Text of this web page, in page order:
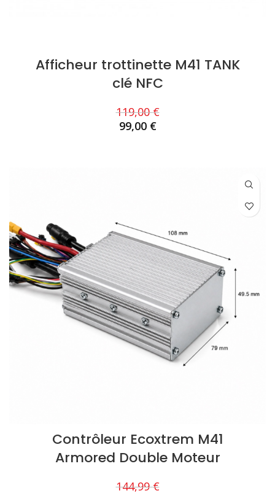
Afficheur trottinette M41 TANK
clé NFC
119,00€
99,00 €
Contrôleur Ecoxtrem M41
Armored Double Moteur
144,99€